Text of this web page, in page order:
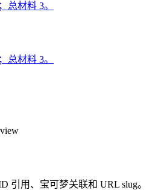
总材料 3。
总材料 3。
引用、宝可梦关联和 URL slug。